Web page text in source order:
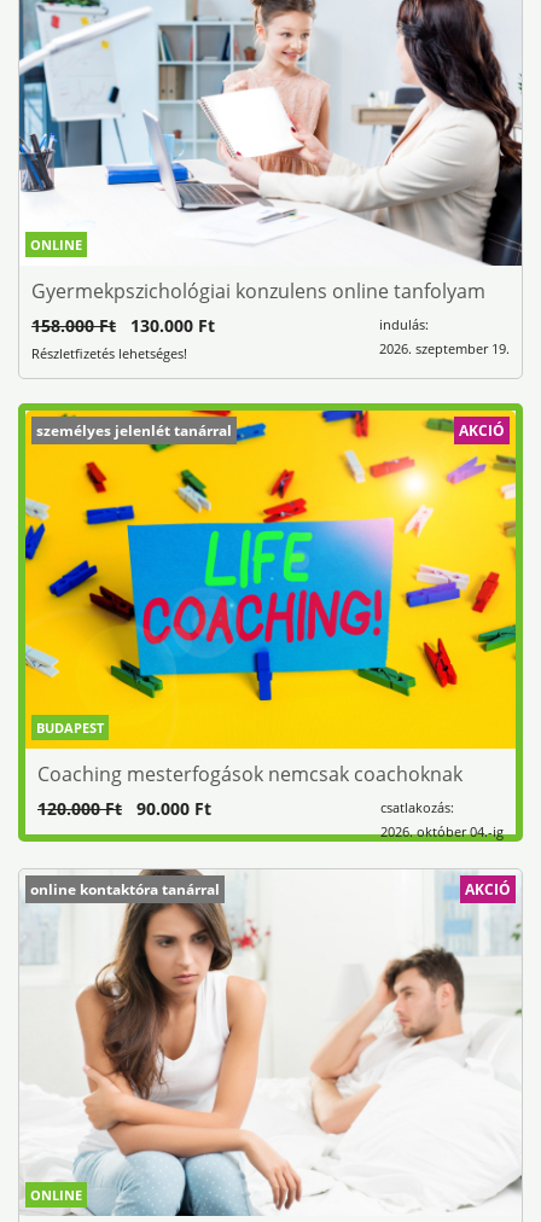
ONLINE
Gyermekpszichológiai konzulens online tanfolyam
indulás:
2026. szeptember 19.
158.000 Ft 130.000 Ft
Részletfizetés lehetséges!
BUDAPEST
személyes jelenlét tanárral AKCIÓ
Coaching mesterfogások nemcsak coachoknak
csatlakozás:
2026. október 04.-ig
120.000 Ft 90.000 Ft
ONLINE
online kontaktóra tanárral AKCIÓ